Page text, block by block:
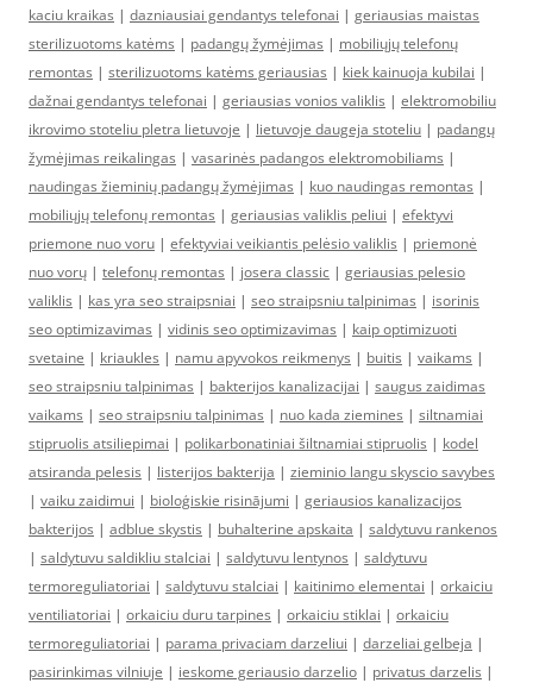
kaciu kraikas | dazniausiai gendantys telefonai | geriausias maistas
sterilizuotoms katėms | padangų žymėjimas | mobiliųjų telefonų
remontas | sterilizuotoms katėms geriausias | kiek kainuoja kubilai |
dažnai gendantys telefonai | geriausias vonios valiklis | elektromobiliu
ikrovimo stoteliu pletra lietuvoje | lietuvoje daugeja stoteliu | padangų
žymėjimas reikalingas | vasarinės padangos elektromobiliams |
naudingas žieminių padangų žymėjimas | kuo naudingas remontas |
mobiliųjų telefonų remontas | geriausias valiklis peliui | efektyvi
priemone nuo voru | efektyviai veikiantis pelėsio valiklis | priemonė
nuo vorų | telefonų remontas | josera classic | geriausias pelesio
valiklis | kas yra seo straipsniai | seo straipsniu talpinimas | isorinis
seo optimizavimas | vidinis seo optimizavimas | kaip optimizuoti
svetaine | kriaukles | namu apyvokos reikmenys | buitis | vaikams |
seo straipsniu talpinimas | bakterijos kanalizacijai | saugus zaidimas
vaikams | seo straipsniu talpinimas | nuo kada ziemines | siltnamiai
stipruolis atsiliepimai | polikarbonatiniai šiltnamiai stipruolis | kodel
atsiranda pelesis | listerijos bakterija | zieminio langu skyscio savybes
| vaiku zaidimui | bioloģiskie risinājumi | geriausios kanalizacijos
bakterijos | adblue skystis | buhalterine apskaita | saldytuvu rankenos
| saldytuvu saldikliu stalciai | saldytuvu lentynos | saldytuvu
termoreguliatoriai | saldytuvu stalciai | kaitinimo elementai | orkaiciu
ventiliatoriai | orkaiciu duru tarpines | orkaiciu stiklai | orkaiciu
termoreguliatoriai | parama privaciam darzeliui | darzeliai gelbeja |
pasirinkimas vilniuje | ieskome geriausio darzelio | privatus darzelis |